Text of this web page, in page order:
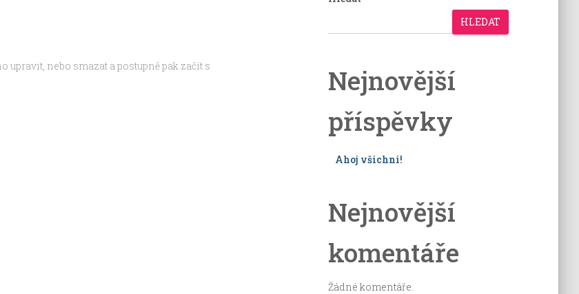
upravit, nebo smazat a postupně pak začít s
HLEDAT
Nejnovější
příspěvky
Ahoj všichni!
Nejnovější
komentáře
Žádné komentáře.